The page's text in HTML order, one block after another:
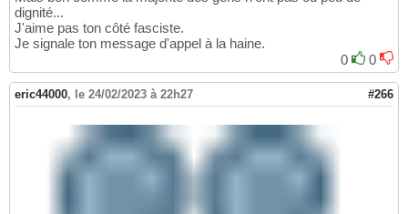
dignité...
J'aime pas ton côté fasciste.
Je signale ton message d'appel à la haine.
0
0
eric44000, le 24/02/2023 à 22h27 #266